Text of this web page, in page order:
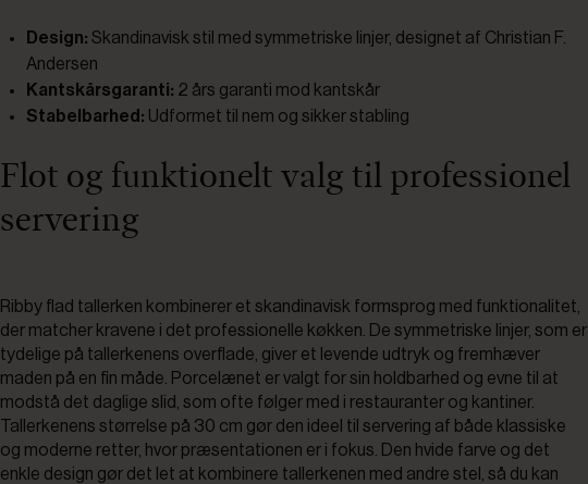
Design: Skandinavisk stil med symmetriske linjer, designet af Christian F.
Andersen
Kantskårsgaranti: 2 års garanti mod kantskår
Stabelbarhed: Udformet til nem og sikker stabling
Flot og funktionelt valg til professionel
servering
Ribby flad tallerken kombinerer et skandinavisk formsprog med funktionalitet,
der matcher kravene i det professionelle køkken. De symmetriske linjer, som er
tydelige på tallerkenens overflade, giver et levende udtryk og fremhæver
maden på en fin måde. Porcelænet er valgt for sin holdbarhed og evne til at
modstå det daglige slid, som ofte følger med i restauranter og kantiner.
Tallerkenens størrelse på 30 cm gør den ideel til servering af både klassiske
og moderne retter, hvor præsentationen er i fokus. Den hvide farve og det
enkle design gør det let at kombinere tallerkenen med andre stel, så du kan